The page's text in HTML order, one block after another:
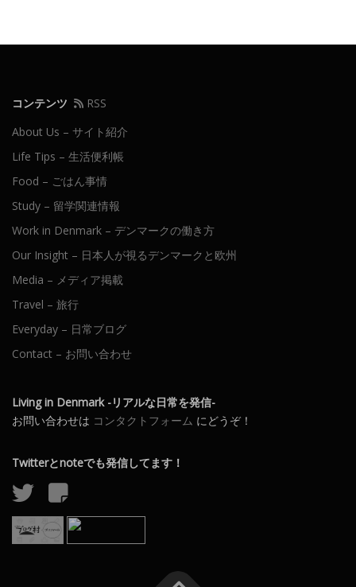
コンテンツ
RSS
About Us – サイト紹介
Life Tips – 生活便利帳
Food – ごはん事情
Study – 留学関連情報
Work in Denmark – デンマークの働き方
Our Insight – 日本人が視るデンマークと欧州
Media – メディア掲載
Travel – 旅行
Everyday – 日常ブログ
Contact – お問い合わせ
Living in Denmark -リアルな日常を発信-
お問い合わせは コンタクトフォーム にどうぞ！
Twitterとnoteでも発信してます！